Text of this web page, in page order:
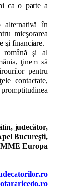
ca o parte a
alternativă în
micşorarea
şi financiare.
română şi al
ţinem să
pentru
contactate,
judecător,
Bucureşti,
Europa